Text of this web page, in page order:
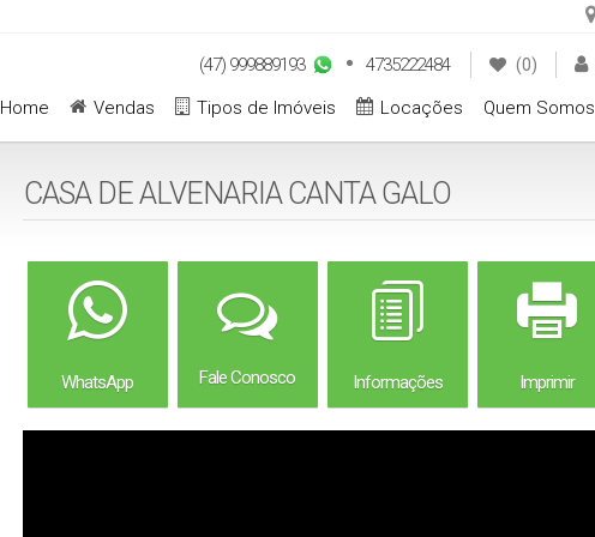
(0)
(47) 999889193
4735222484
Quem Somos
Locações
Tipos de Imóveis
Vendas
Home
CASA DE ALVENARIA CANTA GALO
WhatsApp Fale Conosco Informações Imprimir